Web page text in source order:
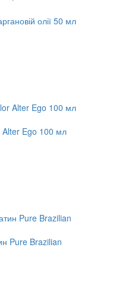
олії 50 мл
Alter Ego 100 мл
Pure Brazilian